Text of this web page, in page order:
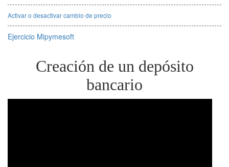
Activar o desactivar cambio de precio
Ejercicio Mipymesoft
Creación de un depósito
bancario